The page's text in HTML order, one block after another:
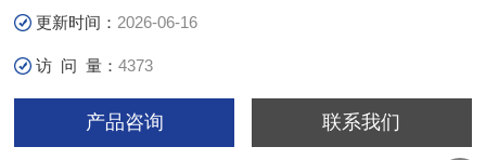
更新时间： 2026-06-16
访 问 量：4373
产品咨询 联系我们